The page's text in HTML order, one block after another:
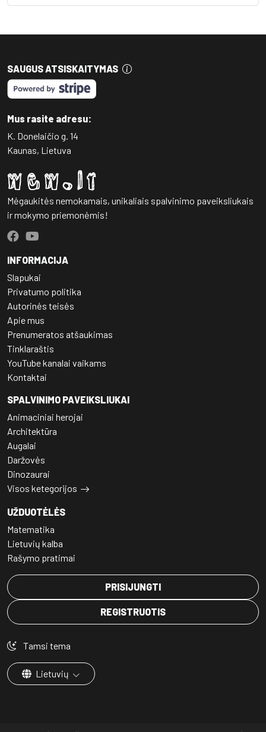
SAUGUS ATSISKAITYMAS
Mus rasite adresu:
K. Donelaičio g. 14
Kaunas, Lietuva
Mėgaukitės nemokamais, unikaliais spalvinimo paveiksliukais
ir mokymo priemonėmis!
INFORMACIJA
Slapukai
Privatumo politika
Autorinės teisės
Apie mus
Prenumeratos atšaukimas
Tinklaraštis
YouTube kanalai vaikams
Kontaktai
SPALVINIMO PAVEIKSLIUKAI
Animaciniai herojai
Architektūra
Augalai
Daržovės
Dinozaurai
Visos ketegorijos
UŽDUOTĖLĖS
Matematika
Lietuvių kalba
Rašymo pratimai
PRISIJUNGTI
REGISTRUOTIS
Tamsi tema
Lietuvių